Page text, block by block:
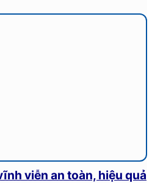
viễn an toàn, hiệu quả